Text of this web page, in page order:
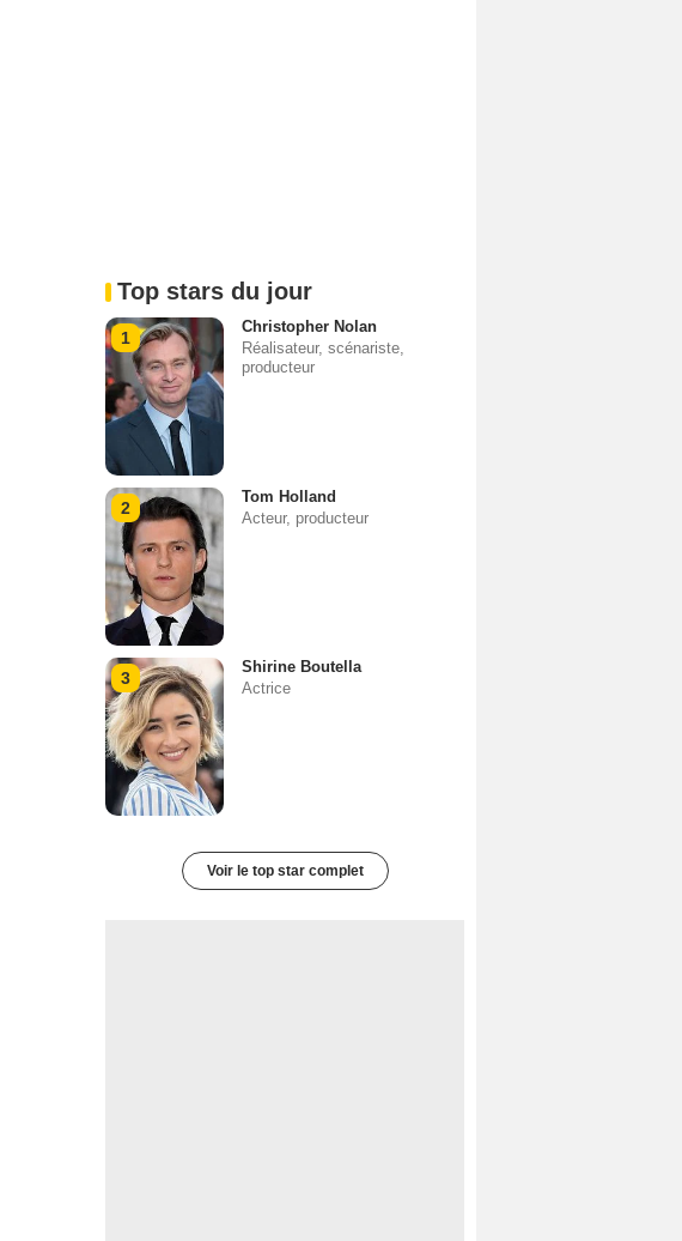
Top stars du jour
1
Christopher Nolan
Réalisateur, scénariste,
producteur
2
Tom Holland
Acteur, producteur
3
Shirine Boutella
Actrice
Voir le top star complet